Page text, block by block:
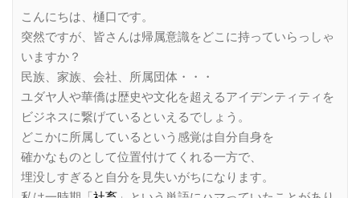
こんにちは、樋口です。
突然ですが、皆さんは帰属意識をどこに持っていらっしゃ
いますか？
民族、家族、会社、所属団体・・・
ユダヤ人や華僑は歴史や文化を超えるアイデンティティを
ビジネスに繋げているといえるでしょう。
どこかに所属しているという感覚は自分自身を
確かなものとして位置付けてくれる一方で、
埋没しすぎると自分を見失いがちになります。